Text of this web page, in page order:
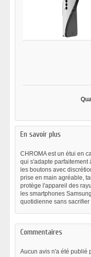
En savoir plus
CHROMA est un étui en
qui s'adapte parfaitement
les boutons avec
prise en main agréable,
protège l'appareil des
les smartphones
quotidienne sans sacrifier
Commentaires
Aucun avis n'a été publié